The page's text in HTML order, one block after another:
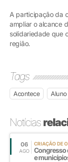
A participação da
ampliar o alcance
solidariedade que
região.
Tags
Acontece Aluno
Notícias
06
AGO
CRIAÇÃO DE
Congresso
e